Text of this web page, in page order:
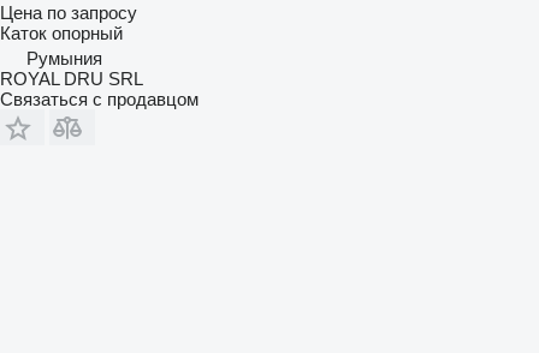
Цена по запросу
Каток опорный
Румыния
ROYAL DRU SRL
Связаться с продавцом